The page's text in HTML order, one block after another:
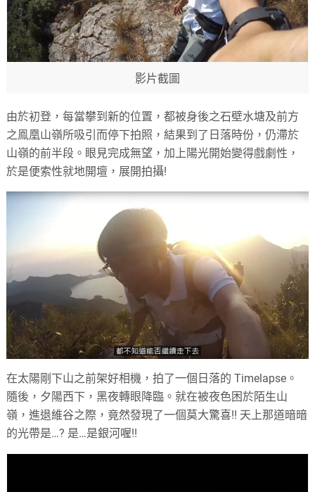
影片截圖
由於初登，每當攀到新的位置，都被身後之石壁水塘及前方
之鳯凰山嶺所吸引而停下拍照，結果到了日落時份，仍滯於
山嶺的前半段。眼見完成無望，加上陽光開始變得戲劇性，
於是便索性就地開壇，展開拍攝!
在太陽剛下山之前架好相機，拍了一個日落的 Timelapse。
隨後，夕陽西下，黑夜轉眼降臨。就在被夜色困於陌生山
嶺，進退維谷之際，竟然發現了一個莫大驚喜!! 天上那道暗暗
的光帶是…? 是…是銀河喔!!